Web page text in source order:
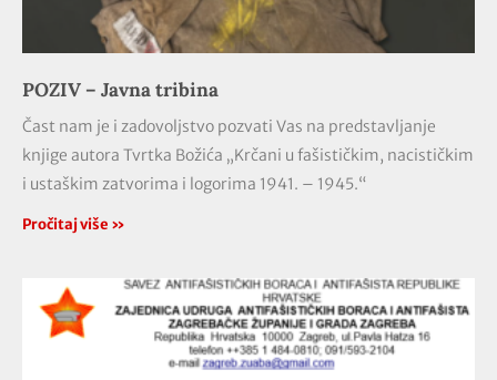
POZIV – Javna tribina
Čast nam je i zadovoljstvo pozvati Vas na predstavljanje
knjige autora Tvrtka Božića „Krčani u fašističkim, nacističkim
i ustaškim zatvorima i logorima 1941. – 1945.“
Pročitaj više »